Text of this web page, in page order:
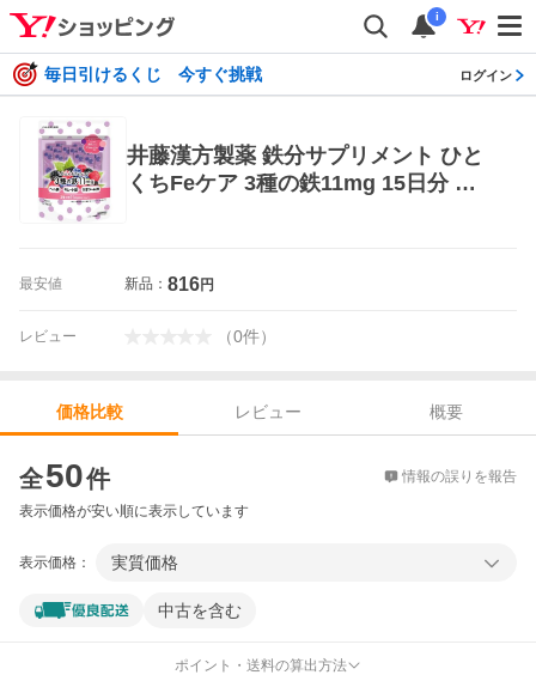
i
毎日引けるくじ 今すぐ挑戦 ログイン
井藤漢方製薬 鉄分サプリメント ひと
くちFeケア 3種の鉄11mg 15日分 粉
最安値 新品： 816円
レビュー （0件）
価格比較 レビュー
概要
全50件 情報の誤りを報告
表示価格が安い順に表示しています
表示価格： 実質価格
中古を含む
ポイント・送料の算出方法